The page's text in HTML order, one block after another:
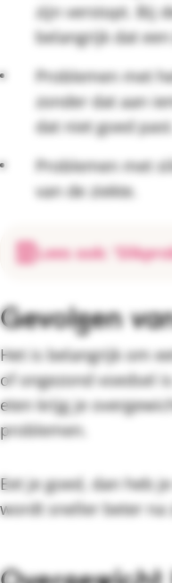
zijn verstopt. Bij
belangrijk dat
Problemen met
zonder dat aan
dat niet goed past.
Problemen met
van de ziekte.
Lees ook:
Gevolgen
Het is belangrijk om
of ongezond voedsel
eten krijg je
problemen.
Eet je goed, dan heb
wordt sneller beter na